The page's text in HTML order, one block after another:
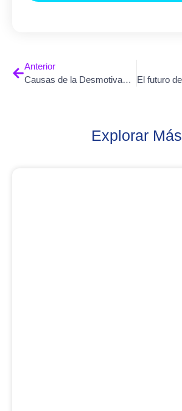
Anterior
Causas de la Desmotivación en el Trabajo
Explorar Más